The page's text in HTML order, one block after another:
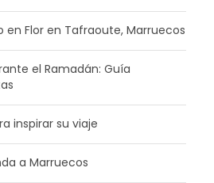
en Flor en Tafraoute, Marruecos
el Ramadán: Guía
inspirar su viaje
a Marruecos